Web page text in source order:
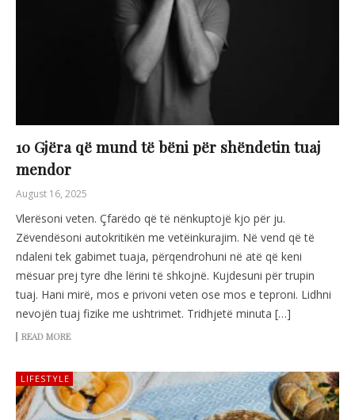
10 Gjëra që mund të bëni për shëndetin tuaj
mendor
August 16, 2025
Vlerësoni veten. Çfarëdo që të nënkuptojë kjo për ju.
Zëvendësoni autokritikën me vetëinkurajim. Në vend që të
ndaleni tek gabimet tuaja, përqendrohuni në atë që keni
mësuar prej tyre dhe lërini të shkojnë. Kujdesuni për trupin
tuaj. Hani mirë, mos e privoni veten ose mos e teproni. Lidhni
nevojën tuaj fizike me ushtrimet. Tridhjetë minuta […]
READ MORE
LIFESTYLE